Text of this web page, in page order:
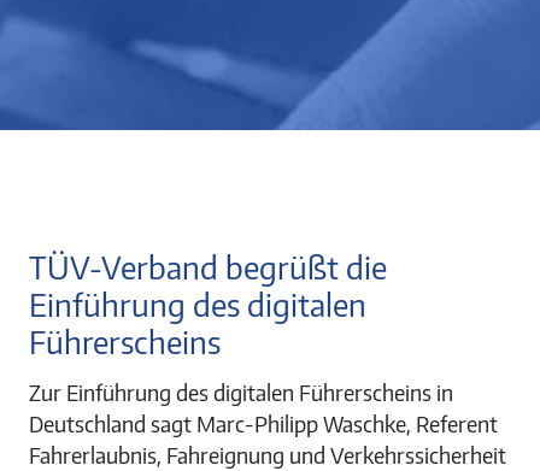
TÜV-Verband begrüßt die
Einführung des digitalen
Führerscheins
Zur Einführung des digitalen Führerscheins in
Deutschland sagt Marc-Philipp Waschke, Referent
Fahrerlaubnis, Fahreignung und Verkehrssicherheit